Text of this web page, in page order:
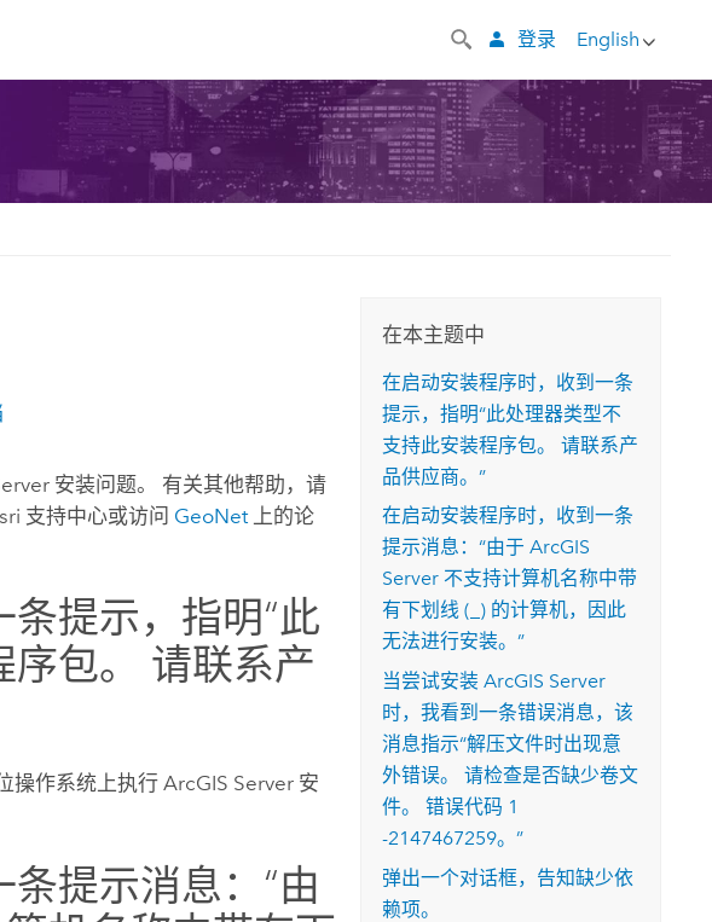
English
登录
安装问题。 有关其他帮助，请
支持中心或访问 GeoNet上的论
提示，指明“此
序包。 请联系产
操作系统上执行ArcGIS Server 安
提示消息：“由
在本主题中
在启动安装程序时，收到一条
提示，指明“此处理器类型不
支持此安装程序包。 请联系产
品供应商。”
在启动安装程序时，收到一条
提示消息：“由于 ArcGIS
Server 不支持计算机名称中带
有下划线 (_) 的计算机，因此
无法进行安装。”
当尝试安装ArcGIS Server
时，我看到一条错误消息，该
消息指示“解压文件时出现意
外错误。 请检查是否缺少卷文
件。 错误代码 1
-2147467259。”
弹出一个对话框，告知缺少依
赖项。